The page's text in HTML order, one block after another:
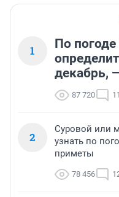
1
По
декабрь,
87 720 11
2
Суровой или
узнать по
приметы
78 456